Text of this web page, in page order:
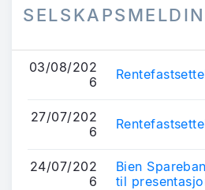
03/08/202
6
27/07/202
6
24/07/202
6
Bien
til